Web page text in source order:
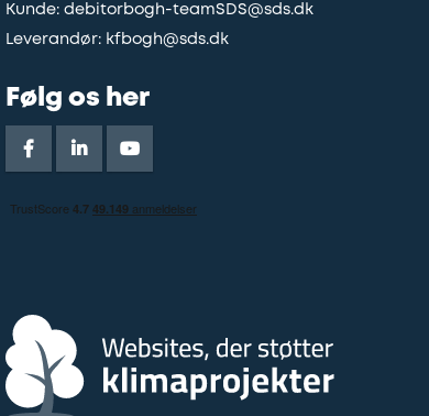
Kunde: debitorbogh-teamSDS@sds.dk
Leverandør: kfbogh@sds.dk
Følg os her